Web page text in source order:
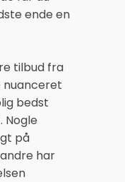
ende en
tilbud fra
bedst
på
har